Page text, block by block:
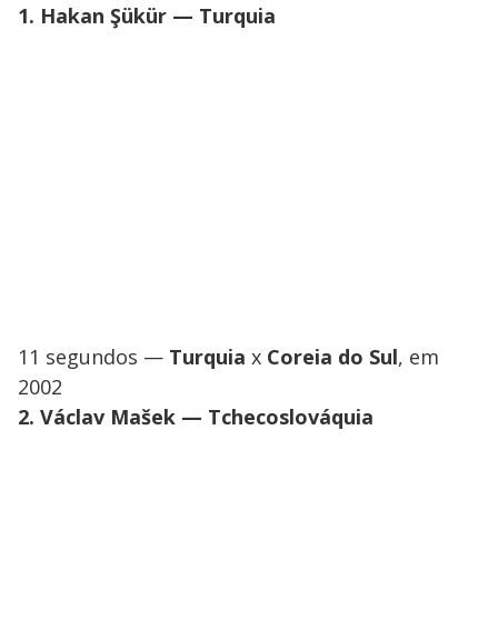
1. Hakan Şükür — Turquia
11 segundos — Turquia x Coreia do Sul, em
2002
2. Václav Mašek — Tchecoslováquia